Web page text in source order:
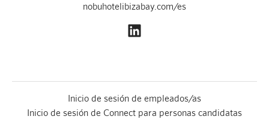
nobuhotelibizabay.com/es
Inicio de sesión de empleados/as
Inicio de sesión de Connect para personas candidatas